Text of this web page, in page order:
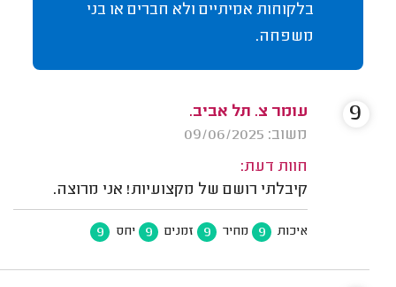
בלקוחות אמיתיים ולא חברים או בני
משפחה.
עומר צ. תל אביב.
משוב: 09/06/2025
חוות דעת:
קיבלתי רושם של מקצועיות! אני מרוצה.
איכות 9 מחיר 9 זמנים 9 יחס 9
9